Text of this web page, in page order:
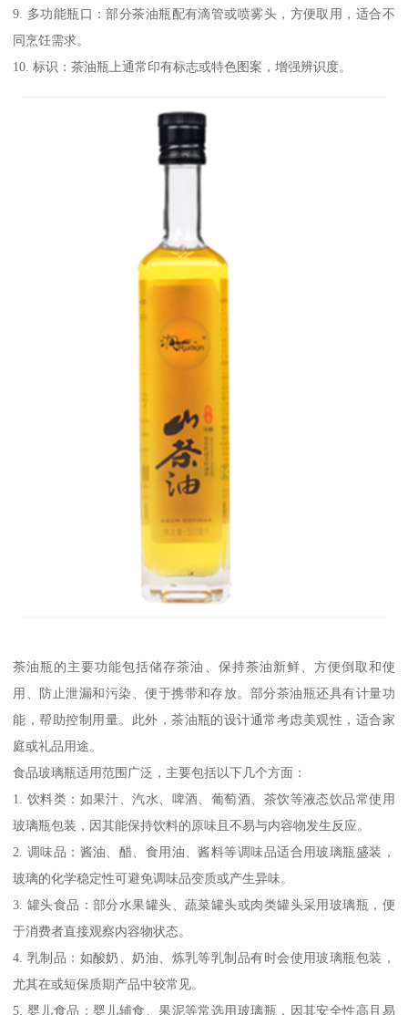
9. 多功能瓶口：部分茶油瓶配有滴管或喷雾头，方便取用，适合不
同烹饪需求。
10. 标识：茶油瓶上通常印有标志或特色图案，增强辨识度。
茶油瓶的主要功能包括储存茶油、保持茶油新鲜、方便倒取和使
用、防止泄漏和污染、便于携带和存放。部分茶油瓶还具有计量功
能，帮助控制用量。此外，茶油瓶的设计通常考虑美观性，适合家
庭或礼品用途。
食品玻璃瓶适用范围广泛，主要包括以下几个方面：
1. 饮料类：如果汁、汽水、啤酒、葡萄酒、茶饮等液态饮品常使用
玻璃瓶包装，因其能保持饮料的原味且不易与内容物发生反应。
2. 调味品：酱油、醋、食用油、酱料等调味品适合用玻璃瓶盛装，
玻璃的化学稳定性可避免调味品变质或产生异味。
3. 罐头食品：部分水果罐头、蔬菜罐头或肉类罐头采用玻璃瓶，便
于消费者直接观察内容物状态。
4. 乳制品：如酸奶、奶油、炼乳等乳制品有时会使用玻璃瓶包装，
尤其在或短保质期产品中较常见。
5. 婴儿食品：婴儿辅食、果泥等常选用玻璃瓶，因其安全性高且易